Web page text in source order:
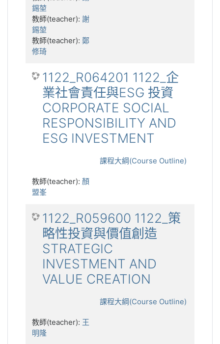
錫堃
教師(teacher): 謝
錫堃
教師(teacher): 鄭
修琦
1122_R064201 1122_企
業社會責任與ESG 投資
CORPORATE SOCIAL
RESPONSIBILITY AND
ESG INVESTMENT
課程大綱(Course Outline)
教師(teacher): 顏
盟峯
1122_R059600 1122_策
略性投資與價值創造
STRATEGIC
INVESTMENT AND
VALUE CREATION
課程大綱(Course Outline)
教師(teacher): 王
明隆